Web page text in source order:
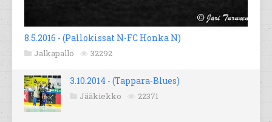
8.5.2016 - (Pallokissat N-FC Honka N)
Jalkapallo 32292
3.10.2014 - (Tappara-Blues)
Jääkiekko 22371